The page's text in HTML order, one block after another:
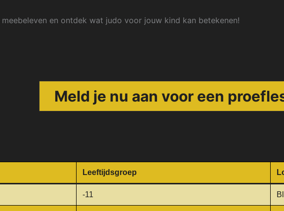
meebeleven en ontdek wat judo voor jouw kind kan betekenen!
Meld je nu aan voor een
Leeftijdsgroep
-11